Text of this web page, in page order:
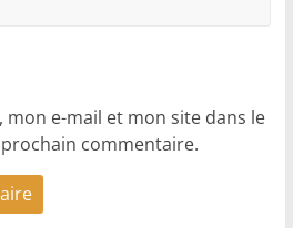
e-mail et mon site dans le
commentaire.